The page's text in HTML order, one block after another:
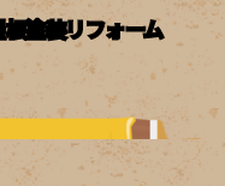
塗装リフォーム